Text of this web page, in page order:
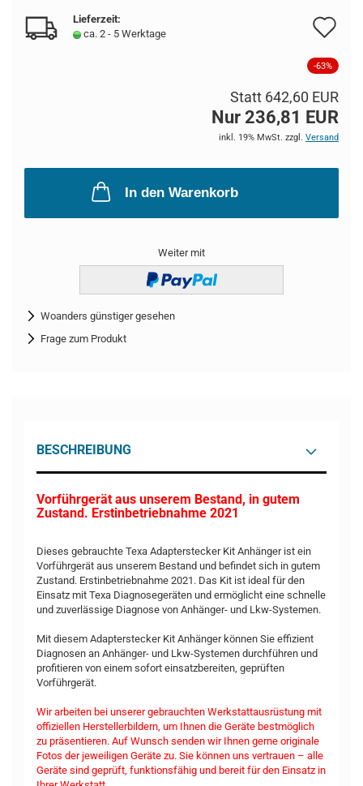
Lieferzeit:
ca. 2 - 5 Werktage
-63%
Statt 642,60 EUR
Nur 236,81 EUR
inkl. 19% MwSt. zzgl. Versand
In den Warenkorb
Weiter mit
Woanders günstiger gesehen
Frage zum Produkt
BESCHREIBUNG
Vorführgerät aus unserem Bestand, in gutem
Zustand. Erstinbetriebnahme 2021
Dieses gebrauchte Texa Adapterstecker Kit Anhänger ist ein
Vorführgerät aus unserem Bestand und befindet sich in gutem
Zustand. Erstinbetriebnahme 2021. Das Kit ist ideal für den
Einsatz mit Texa Diagnosegeräten und ermöglicht eine schnelle
und zuverlässige Diagnose von Anhänger- und Lkw-Systemen.
Mit diesem Adapterstecker Kit Anhänger können Sie effizient
Diagnosen an Anhänger- und Lkw-Systemen durchführen und
profitieren von einem sofort einsatzbereiten, geprüften
Vorführgerät.
Wir arbeiten bei unserer gebrauchten Werkstattausrüstung mit
offiziellen Herstellerbildern, um Ihnen die Geräte bestmöglich
zu präsentieren. Auf Wunsch senden wir Ihnen gerne originale
Fotos der jeweiligen Geräte zu. Sie können uns vertrauen – alle
Geräte sind geprüft, funktionsfähig und bereit für den Einsatz in